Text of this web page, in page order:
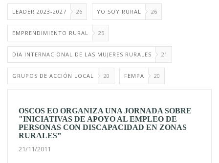
LEADER 2023-2027 26 YO SOY RURAL 26
EMPRENDIMIENTO RURAL 25
DÏA INTERNACIONAL DE LAS MUJERES RURALES 21
GRUPOS DE ACCIÓN LOCAL 20 FEMPA 20
OSCOS EO ORGANIZA UNA JORNADA SOBRE
"INICIATIVAS DE APOYO AL EMPLEO DE
PERSONAS CON DISCAPACIDAD EN ZONAS
RURALES”
21/11/2011